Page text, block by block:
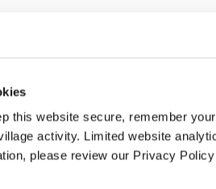
this website secure, remember
activity. Limited website
please review our Privacy